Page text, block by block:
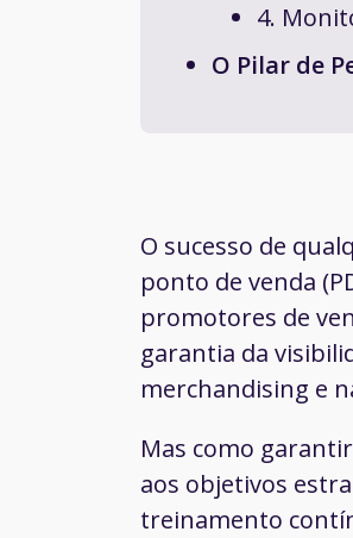
4.
O Pilar de
O sucesso de
ponto de venda
promotores de
garantia da
merchandising e
Mas como
aos objetivos
treinamento